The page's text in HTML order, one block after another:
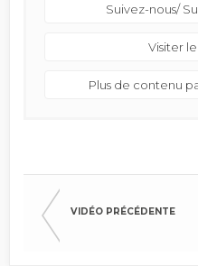
Suivez-nous/
Visiter
Plus de contenu
VIDÉO PRÉCÉDENTE